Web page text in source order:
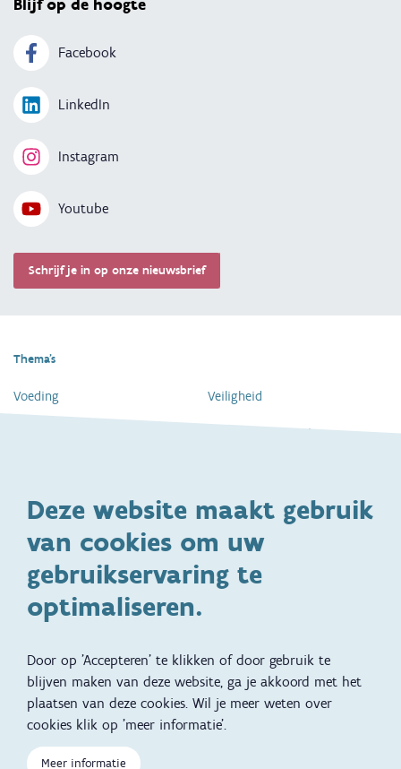
Deze website maakt gebruik
van cookies om uw
gebruikservaring te
optimaliseren.
Door op 'Accepteren' te klikken of door gebruik te
blijven maken van deze website, ga je akkoord met het
plaatsen van deze cookies. Wil je meer weten over
cookies klik op 'meer informatie'.
Meer informatie
Blijf op de hoogte
Facebook
LinkedIn
Instagram
Youtube
Schrijf je in op onze nieuwsbrief
Thema's
Voeding
Ontwikkeling en gedrag
Specifieke
ondersteuningsbehoefte
Zwangerschap en geboorte
Slapen
Veiligheid
Dagelijkse verzorging
Gezinsleven
Adoptie
Kinderwens
Voet
Kind en Gezin diensten
Aanbod tijdens de
zwangerschap
Vertalingen